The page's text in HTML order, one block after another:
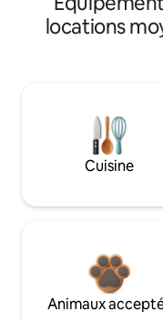
locations
Cuisine
Animaux